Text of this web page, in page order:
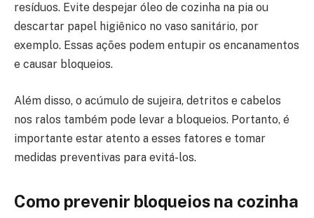
resíduos. Evite despejar óleo de cozinha na pia ou
descartar papel higiênico no vaso sanitário, por
exemplo. Essas ações podem entupir os encanamentos
e causar bloqueios.
Além disso, o acúmulo de sujeira, detritos e cabelos
nos ralos também pode levar a bloqueios. Portanto, é
importante estar atento a esses fatores e tomar
medidas preventivas para evitá-los.
Como prevenir bloqueios na cozinha